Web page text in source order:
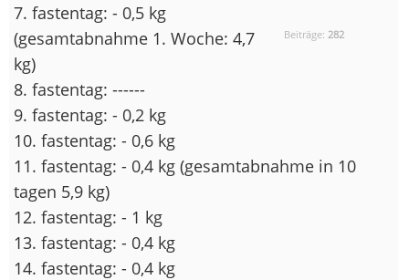
Beiträge: 282
7. fastentag: - 0,5 kg
(gesamtabnahme 1. Woche: 4,7
kg)
8. fastentag: ------
9. fastentag: - 0,2 kg
10. fastentag: - 0,6 kg
11. fastentag: - 0,4 kg (gesamtabnahme in 10
tagen 5,9 kg)
12. fastentag: - 1 kg
13. fastentag: - 0,4 kg
14. fastentag: - 0,4 kg